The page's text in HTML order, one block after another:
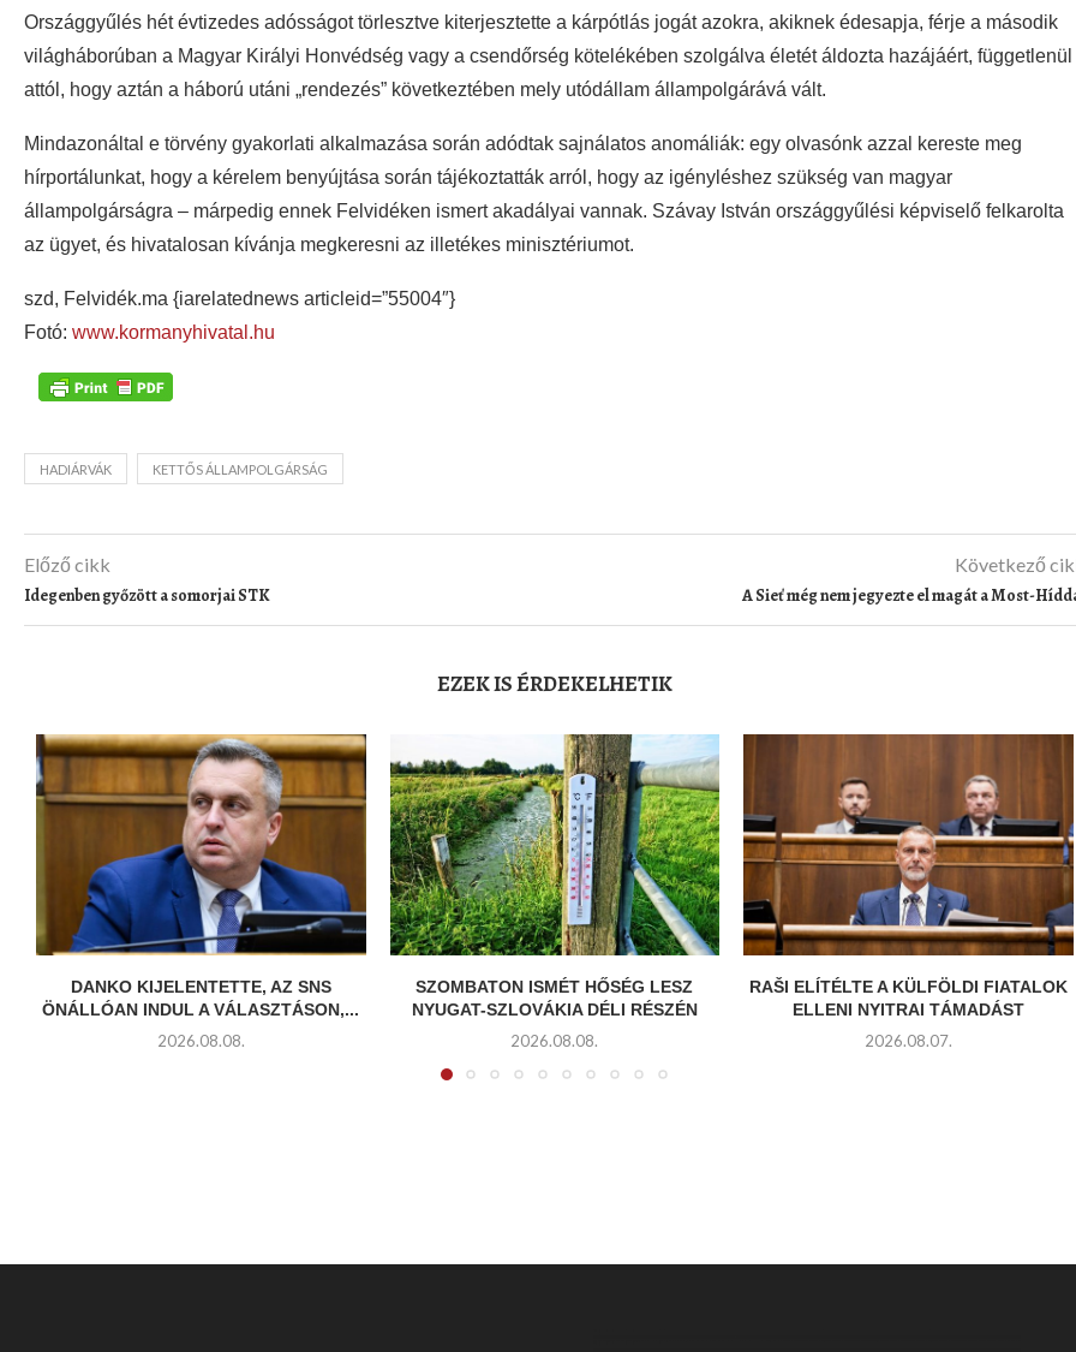
Országgyűlés hét évtizedes adósságot törlesztve kiterjesztette a kárpótlás jogát azokra, akiknek édesapja, férje a második
világháborúban a Magyar Királyi Honvédség vagy a csendőrség kötelékében szolgálva életét áldozta hazájáért, függetlenül
attól, hogy aztán a háború utáni „rendezés” következtében mely utódállam állampolgárává vált.
Mindazonáltal e törvény gyakorlati alkalmazása során adódtak sajnálatos anomáliák: egy olvasónk azzal kereste meg
hírportálunkat, hogy a kérelem benyújtása során tájékoztatták arról, hogy az igényléshez szükség van magyar
állampolgárságra – márpedig ennek Felvidéken ismert akadályai vannak. Szávay István országgyűlési képviselő felkarolta
az ügyet, és hivatalosan kívánja megkeresni az illetékes minisztériumot.
szd, Felvidék.ma {iarelatednews articleid=”55004″}
Fotó: www.kormanyhivatal.hu
HADIÁRVÁK KETTŐS ÁLLAMPOLGÁRSÁG
Előző cikk
Idegenben győzött a somorjai STK
Következő
A Sieť még nem jegyezte el magát a Most-
EZEK IS ÉRDEKELHETIK
DANKO KIJELENTETTE, AZ SNS
ÖNÁLLÓAN INDUL A VÁLASZTÁSON,...
2026.08.08.
SZOMBATON ISMÉT HŐSÉG LESZ
NYUGAT-SZLOVÁKIA DÉLI RÉSZÉN
2026.08.08.
RAŠI ELÍTÉLTE A KÜLFÖLDI FIATALOK
ELLENI NYITRAI TÁMADÁST
2026.08.07.